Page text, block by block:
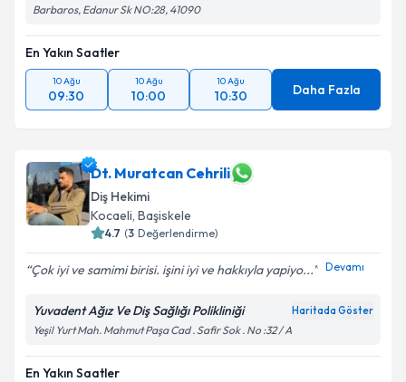
Barbaros, Edanur Sk NO:28, 41090
En Yakın Saatler
10 Ağu
09:30
10 Ağu
10:00
10 Ağu
10:30 Daha Fazla
Dt. Muratcan Cehrili
Diş Hekimi
Kocaeli, Başiskele
4.7 (3 Değerlendirme)
Çok iyi ve samimi birisi. işini iyi ve hakkıyla yapiyo... Devamı
Yuvadent Ağız Ve Diş Sağlığı Polikliniği Haritada Göster
Yeşil Yurt Mah. Mahmut Paşa Cad . Safir Sok . No :32 / A
En Yakın Saatler